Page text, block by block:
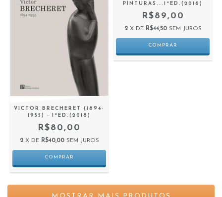
VICTOR BRECHERET (1894-
1955) - 1ªED.(2018)
R$80,00
2 X DE R$40,00 SEM JUROS
PINTURAS...1ªED.(2016)
R$89,00
2 X DE R$44,50 SEM JUROS